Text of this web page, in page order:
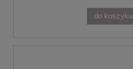
do koszyka